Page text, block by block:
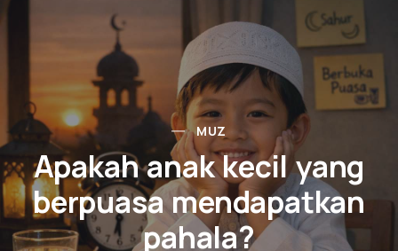
MUZ
Apakah anak kecil yang
berpuasa mendapatkan
pahala?